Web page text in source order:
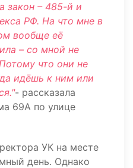
закон – 485-й и
РФ. На что мне в
вообще её
– со мной не
что они не
идёшь к ним или
- рассказала
69А по улице
УК на месте
день. Однако